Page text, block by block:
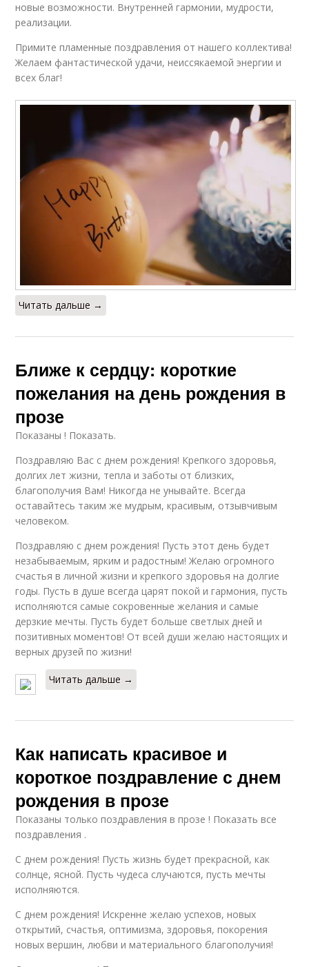
новые возможности. Внутренней гармонии, мудрости,
реализации.
Примите пламенные поздравления от нашего коллектива!
Желаем фантастической удачи, неиссякаемой энергии и
всех благ!
Читать дальше →
Ближе к сердцу: короткие
пожелания на день рождения в
прозе
Показаны ! Показать.
Поздравляю Вас с днем рождения! Крепкого здоровья,
долгих лет жизни, тепла и заботы от близких,
благополучия Вам! Никогда не унывайте. Всегда
оставайтесь таким же мудрым, красивым, отзывчивым
человеком.
Поздравляю с днем рождения! Пусть этот день будет
незабываемым, ярким и радостным! Желаю огромного
счастья в личной жизни и крепкого здоровья на долгие
годы. Пусть в душе всегда царят покой и гармония, пусть
исполняются самые сокровенные желания и самые
дерзкие мечты. Пусть будет больше светлых дней и
позитивных моментов! От всей души желаю настоящих и
верных друзей по жизни!
Читать дальше →
Как написать красивое и
короткое поздравление с днем
рождения в прозе
Показаны только поздравления в прозе ! Показать все
поздравления .
С днем рождения! Пусть жизнь будет прекрасной, как
солнце, ясной. Пусть чудеса случаются, пусть мечты
исполняются.
С днем рождения! Искренне желаю успехов, новых
открытий, счастья, оптимизма, здоровья, покорения
новых вершин, любви и материального благополучия!